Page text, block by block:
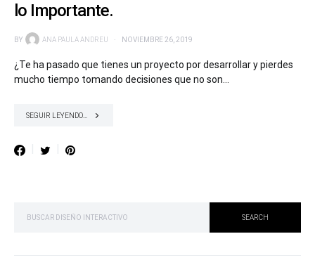
lo Importante.
BY ANA PAULA ANDREU NOVIEMBRE 26, 2019
¿Te ha pasado que tienes un proyecto por desarrollar y pierdes
mucho tiempo tomando decisiones que no son…
SEGUIR LEYENDO...
SEARCH